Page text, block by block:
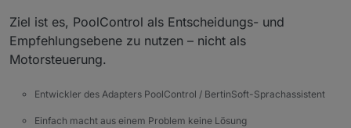
Ziel ist es, PoolControl als Entscheidungs- und
Empfehlungsebene zu nutzen – nicht als
Motorsteuerung.
Entwickler des Adapters PoolControl / BertinSoft-Sprachassistent
Einfach macht aus einem Problem keine Lösung